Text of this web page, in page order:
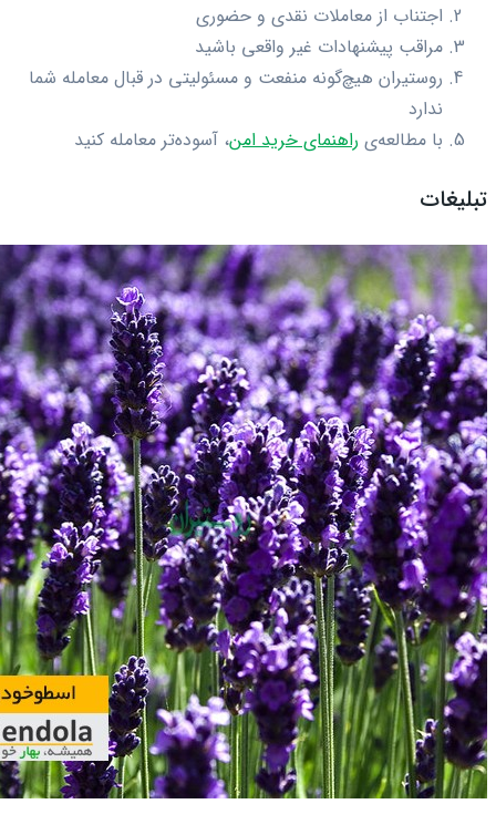
اجتناب از معاملات نقدی و حضوری
مراقب پیشنهادات غیر واقعی باشید
روستیران هیچ‌گونه منفعت و مسئولیتی در قبال معامله شما
ندارد
با مطالعه‌ی راهنمای خرید امن، آسوده‌تر معامله کنید
تبلیغات